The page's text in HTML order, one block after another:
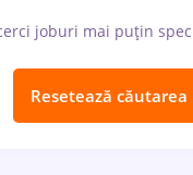
joburi mai puțin
Resetează căutarea